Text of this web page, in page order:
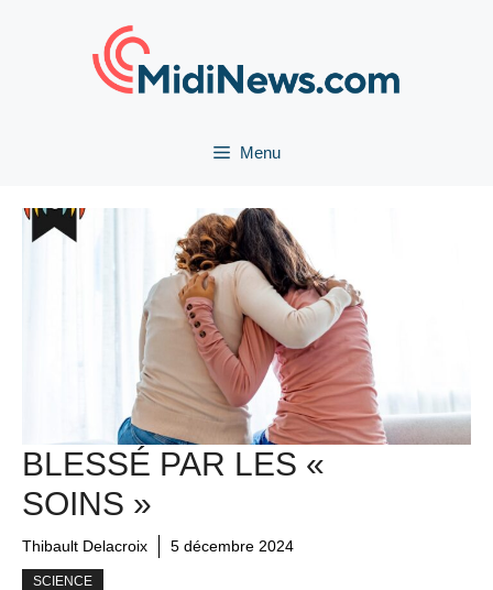
Menu
BLESSÉ PAR LES «
SOINS »
Thibault Delacroix 5 décembre 2024
SCIENCE